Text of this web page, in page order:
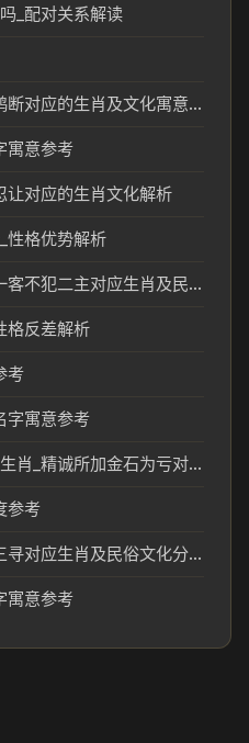
_配对关系解读
鱼沉鸿断是什么生肖_鱼沉鸿断对应的生肖及文化寓意解析
寓意参考
让对应的生肖文化解析
性格优势解析
一客不犯二主是什么生肖_一客不犯二主对应生肖及民俗解读
格反差解析
考
字寓意参考
精诚所加，金石为亏是什么生肖_精诚所加金石为亏对应生肖解析
参考
蹄闲三寻是什么生肖_蹄闲三寻对应生肖及民俗文化分析
寓意参考